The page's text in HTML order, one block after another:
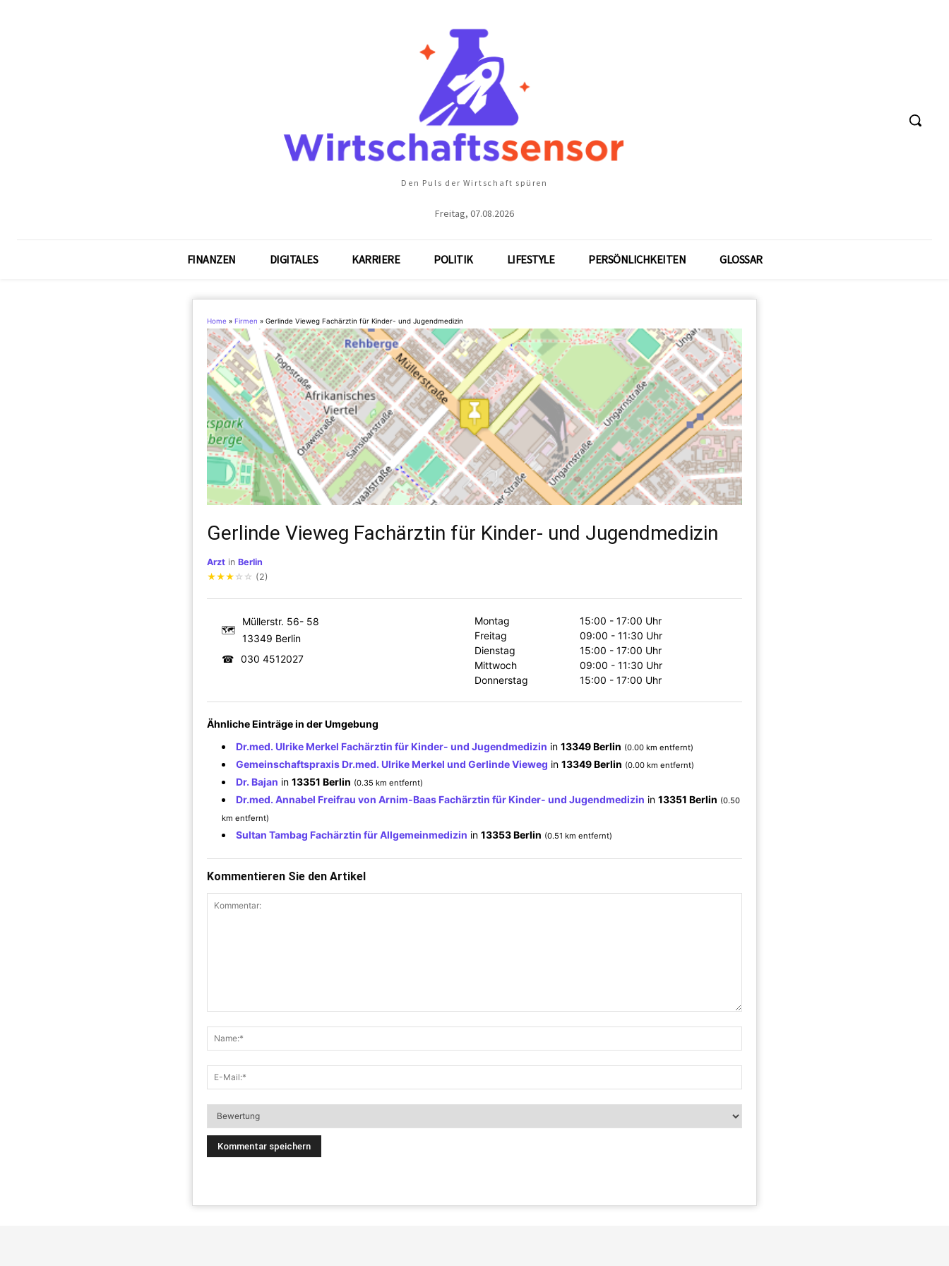
Den Puls der Wirtschaft spüren
Freitag, 07.08.2026
FINANZEN DIGITALES KARRIERE POLITIK LIFESTYLE PERSÖNLICHKEITEN GLOSSAR
Home » Firmen » Gerlinde Vieweg Fachärztin für Kinder- und Jugendmedizin
Gerlinde Vieweg Fachärztin für Kinder- und Jugendmedizin
Arzt in Berlin
★★★ ☆ ☆ (2)
🗺
Müllerstr. 56- 58
13349 Berlin
☎ 030 4512027
Montag
15:00 - 17:00 Uhr
Freitag
09:00 - 11:30 Uhr
Dienstag
15:00 - 17:00 Uhr
Mittwoch
09:00 - 11:30 Uhr
Donnerstag
15:00 - 17:00 Uhr
Ähnliche Einträge in der Umgebung
Dr.med. Ulrike Merkel Fachärztin für Kinder- und Jugendmedizin in 13349 Berlin (0.00 km entfernt)
Gemeinschaftspraxis Dr.med. Ulrike Merkel und Gerlinde Vieweg in 13349 Berlin (0.00 km entfernt)
Dr. Bajan in 13351 Berlin (0.35 km entfernt)
Dr.med. Annabel Freifrau von Arnim-Baas Fachärztin für Kinder- und Jugendmedizin in 13351 Berlin (0.50
km entfernt)
Sultan Tambag Fachärztin für Allgemeinmedizin in 13353 Berlin (0.51 km entfernt)
Kommentieren Sie den Artikel